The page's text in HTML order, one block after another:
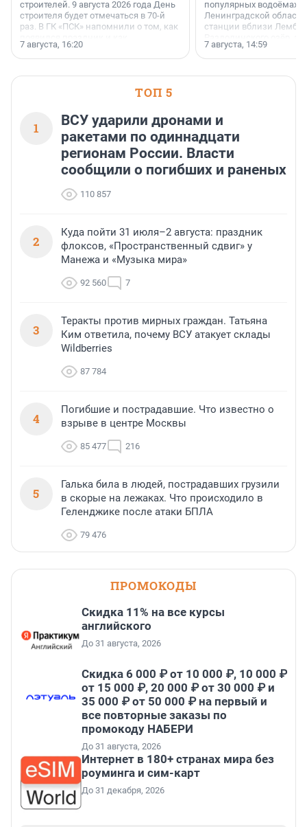
строителей. 9 августа 2026 года День
строителя будет отмечаться в 70-й
раз. В ГК «ПСК» напомнили о том, как
поменялась роль строительства.
7 августа, 16:20
популярных водоёмах
Ленинградской
станции вблизи
недалеко от Большого
водопада.
7 августа, 14:59
ТОП 5
1
ВСУ ударили дронами и
ракетами по одиннадцати
регионам России. Власти
сообщили о погибших и раненых
110 857
2
Куда пойти 31 июля–2 августа: праздник
флоксов, «Пространственный сдвиг» у
Манежа и «Музыка мира»
92 560 7
3
Теракты против мирных граждан. Татьяна
Ким ответила, почему ВСУ атакует склады
Wildberries
87 784
4
Погибшие и пострадавшие. Что известно о
взрыве в центре Москвы
85 477 216
5
Галька била в людей, пострадавших грузили
в скорые на лежаках. Что происходило в
Геленджике после атаки БПЛА
79 476
ПРОМОКОДЫ
Скидка 11% на все курсы
английского
До 31 августа, 2026
Скидка 6 000 ₽ от 10 000 ₽, 10 000 ₽
от 15 000 ₽, 20 000 ₽ от 30 000 ₽ и
35 000 ₽ от 50 000 ₽ на первый и
все повторные заказы по
промокоду НАБЕРИ
До 31 августа, 2026
Интернет в 180+ странах мира без
роуминга и сим-карт
До 31 декабря, 2026